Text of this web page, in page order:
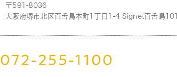
〒591-8036
大阪府堺市北区百舌鳥本町1丁目1-4 Signet百舌鳥101
072-255-1100